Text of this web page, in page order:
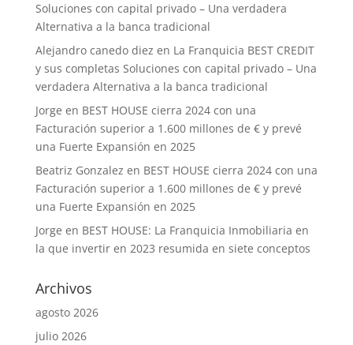
Soluciones con capital privado – Una verdadera
Alternativa a la banca tradicional
Alejandro canedo diez en La Franquicia BEST CREDIT
y sus completas Soluciones con capital privado – Una
verdadera Alternativa a la banca tradicional
Jorge en BEST HOUSE cierra 2024 con una
Facturación superior a 1.600 millones de € y prevé
una Fuerte Expansión en 2025
Beatriz Gonzalez en BEST HOUSE cierra 2024 con una
Facturación superior a 1.600 millones de € y prevé
una Fuerte Expansión en 2025
Jorge en BEST HOUSE: La Franquicia Inmobiliaria en
la que invertir en 2023 resumida en siete conceptos
Archivos
agosto 2026
julio 2026